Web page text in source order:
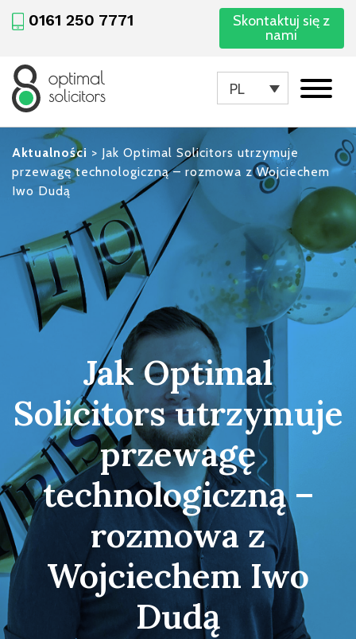
0161 250 7771
Skontaktuj się z
nami
PL
Aktualności > Jak Optimal Solicitors utrzymuje
przewagę technologiczną – rozmowa z Wojciechem
Iwo Dudą
Jak Optimal
Solicitors utrzymuje
przewagę
technologiczną –
rozmowa z
Wojciechem Iwo
Dudą